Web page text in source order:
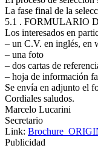
La fase final de la
5.1 . FORMULARIO
Los interesados en
– un C.V. en inglés, en
– una foto
– dos cartas de
– hoja de información
Se envía en adjunto el
Cordiales saludos.
Marcelo Lucarini
Secretario
Link:
Publicidad